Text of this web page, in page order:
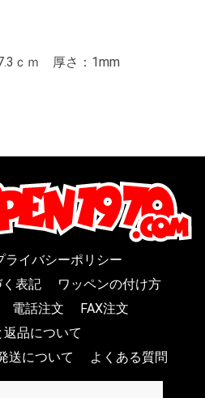
ｃｍ 厚さ：1mm
ライバシーポリシー
表記
ワッペンの付け方
電話注文
FAX注文
返品について
送について
よくある質問